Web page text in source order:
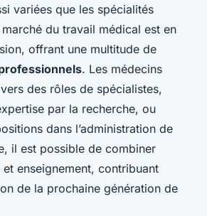
variées que les spécialités
du travail médical est en
offrant une multitude de
. Les médecins
des rôles de spécialistes,
par la recherche, ou
dans l’administration de
il est possible de combiner
enseignement, contribuant
de la prochaine génération de